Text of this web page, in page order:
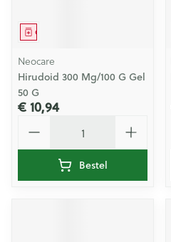
Geneesmiddel
Neocare
Hirudoid 300 Mg/100 G Gel
50 G
€ 10,94
Bestel